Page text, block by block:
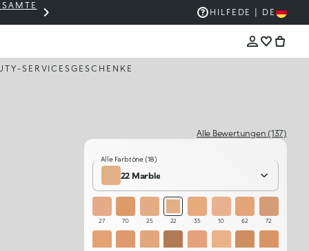
THE KIKO SALE: BIS ZU -50 %
HILFE DE | DE
SERVICESGESCHENKE
Alle Bewertungen (137)
Alle Farbtöne (18)
22 Marble
27 70 25 22 35 10 62 72